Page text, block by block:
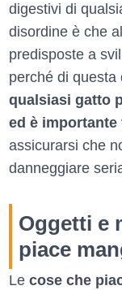
digestivi di
disordine è che
predisposte a
perché di questa
qualsiasi gatto
ed è
assicurarsi che
danneggiare
Oggetti e
piace
Le cose che